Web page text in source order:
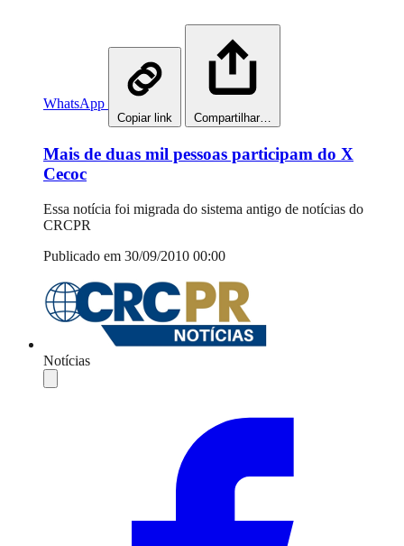
WhatsApp
Copiar link Compartilhar…
Mais de duas mil pessoas participam do X
Cecoc
Essa notícia foi migrada do sistema antigo de notícias do
CRCPR
Publicado em 30/09/2010 00:00
Notícias
Compartilhar